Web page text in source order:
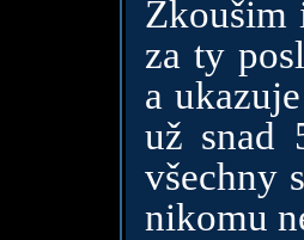
Zkoušim
za ty
a
už snad
všechny
nikomu